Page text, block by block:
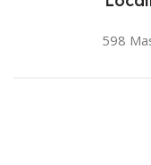
598